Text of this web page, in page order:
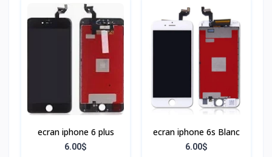
ecran iphone 6 plus
6.00$
ecran iphone 6s Blanc
6.00$